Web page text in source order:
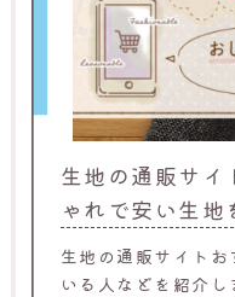
生地の通販サ
ゃれで安い生地
生地の通販サイト
いる人などを紹介